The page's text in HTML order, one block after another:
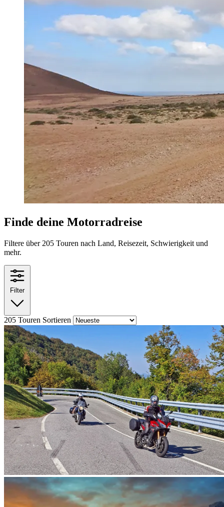
Finde deine Motorradreise
Filtere über 205 Touren nach Land, Reisezeit, Schwierigkeit und
mehr.
Filter
205 Touren Sortieren